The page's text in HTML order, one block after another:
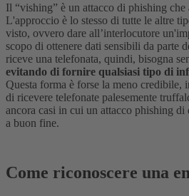
Il “vishing” è un attacco di phishing
L'approccio è lo stesso di tutte le altre
visto, ovvero dare all’interlocutore
scopo di ottenere dati sensibili da parte
riceve una telefonata, quindi, bisogna
evitando di fornire qualsiasi tipo di
Questa forma è forse la meno credibile,
di ricevere telefonate palesemente
ancora casi in cui un attacco phishing di
a buon fine.
Come riconoscere una